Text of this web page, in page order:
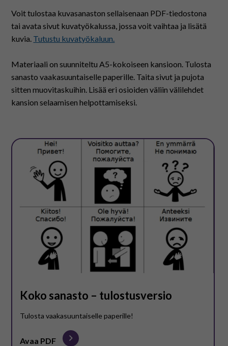
På svenska
In English
Voit tulostaa kuvasanaston sellaisenaan PDF-tiedostona
tai avata sivut kuvatyökalussa, jossa voit vaihtaa ja lisätä
kuvia. Tutustu kuvatyökaluun.
Materiaali on suunniteltu A5-kokoiseen kansioon. Tulosta
sanasto vaakasuuntaiselle paperille. Taita sivut ja pujota
sitten muovitaskuihin. Lisää eri osioiden väliin välilehdet
kansion selaamisen helpottamiseksi.
Koko sanasto – tulostusversio
Tulosta vaakasuuntaiselle paperille!
Avaa PDF